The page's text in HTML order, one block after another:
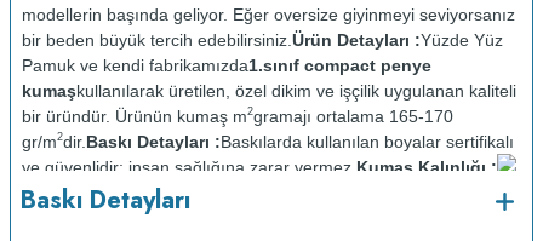
modellerin başında geliyor. Eğer oversize giyinmeyi seviyorsanız
bir beden büyük tercih edebilirsiniz. Ürün Detayları :Yüzde Yüz
Pamuk ve kendi fabrikamızda1.sınıf compact penye
kumaşkullanılarak üretilen, özel dikim ve işçilik uygulanan kaliteli
bir üründür. Ürünün kumaş m2gramajı ortalama 165-170
gr/m2dir. Baskı Detayları :Baskılarda kullanılan boyalar sertifikalı
ve güvenlidir; insan sağlığına zarar vermez. Kumaş Kalınlığı :
Bakım : Kısa programda maksimum 30
Kuru temizleme yapılmaz.
Baskı Detayları